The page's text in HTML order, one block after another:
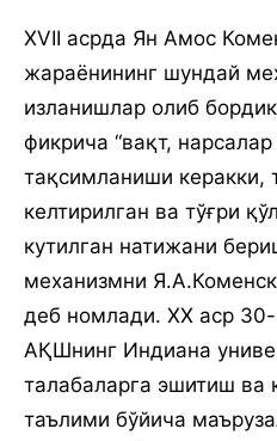
XVII асрда Ян Амос
жараёнининг шундай
изланишлар олиб
фикрича “вақт,
тақсимланиши керакки,
келтирилган ва тўғри
кутилган натижани
механизмни
деб номлади. ХХ аср 30-
АҚШнинг Индиана
талабаларга эшитиш ва
таълими бўйича